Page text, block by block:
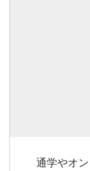
通学やオ